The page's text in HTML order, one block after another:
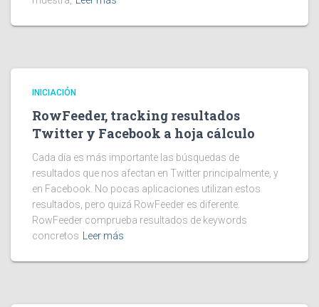
INICIACIÓN
RowFeeder, tracking resultados
Twitter y Facebook a hoja cálculo
Cada día es más importante las búsquedas de
resultados que nos afectan en Twitter principalmente, y
en Facebook. No pocas aplicaciones utilizan estos
resultados, pero quizá RowFeeder es diferente.
RowFeeder comprueba resultados de keywords
concretos
Leer más